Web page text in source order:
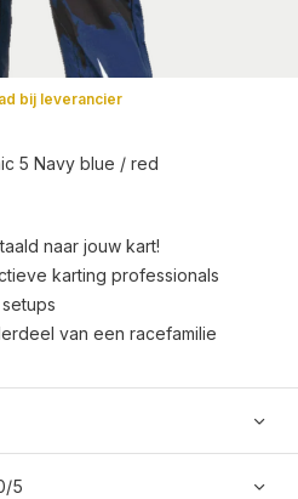
bij leverancier
5 Navy blue / red
naar jouw kart!
karting professionals
van een racefamilie
5